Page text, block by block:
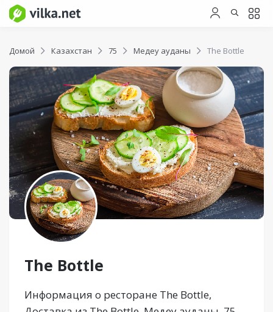
Домой Казахстан 75 Медеу ауданы The Bottle
The Bottle
Информация о ресторане The Bottle,